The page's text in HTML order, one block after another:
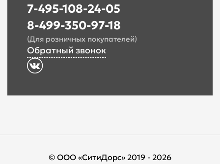
7-495-108-24-05
8-499-350-97-18
(Для розничных покупателей)
Обратный звонок
© ООО «СитиДорс» 2019 - 2026